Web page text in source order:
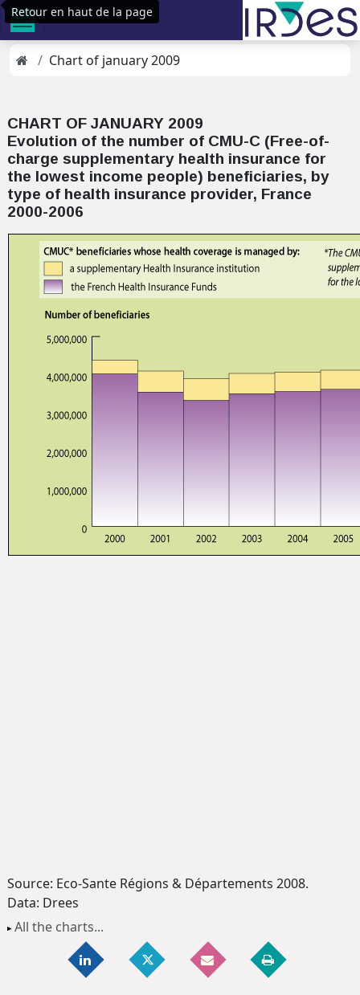
Chart of january 2009
CHART OF JANUARY 2009
Evolution of the number of CMU-C (Free-of-
charge supplementary health insurance for
the lowest income people) beneficiaries, by
type of health insurance provider, France
2000-2006
Source: Eco-Sante Régions & Départements 2008.
Data: Drees
All the charts...
Retour en haut de la page